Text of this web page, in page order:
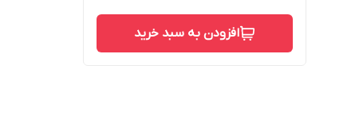
افزودن به سبد خرید